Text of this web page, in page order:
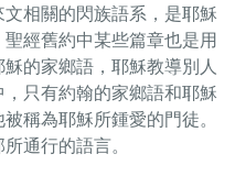
相關的閃族語系，是耶穌
經舊約中某些篇章也是用
的家鄉語，耶穌教導別人
只有約翰的家鄉語和耶穌
稱為耶穌所鍾愛的門徒。
通行的語言。